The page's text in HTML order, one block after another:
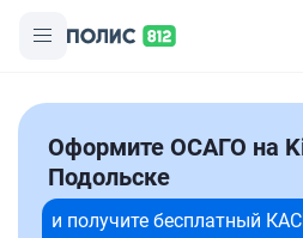
Оформите ОСАГО на
Подольске
и получите бесплатный